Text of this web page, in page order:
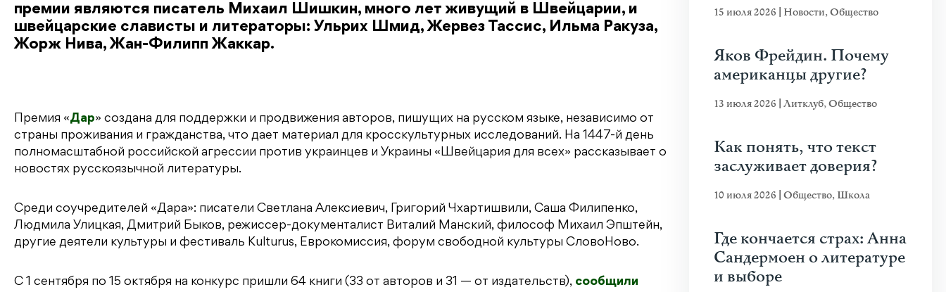
премии являются писатель Михаил Шишкин, много лет живущий в Швейцарии, и
швейцарские слависты и литераторы: Ульрих Шмид, Жервез Тассис, Ильма Ракуза,
Жорж Нива, Жан-Филипп Жаккар.
Премия «Дар» создана для поддержки и продвижения авторов, пишущих на русском языке, независимо от
страны проживания и гражданства, что дает материал для кросскультурных исследований. На 1447-й день
полномасштабной российской агрессии против украинцев и Украины «Швейцария для всех» рассказывает о
новостях русскоязычной литературы.
Среди соучредителей «Дара»: писатели Светлана Алексиевич, Григорий Чхартишвили, Саша Филипенко,
Людмила Улицкая, Дмитрий Быков, режиссер-документалист Виталий Манский, философ Михаил Эпштейн,
другие деятели культуры и фестиваль Kulturus, Еврокомиссия, форум свободной культуры СловоНово.
С 1 сентября по 15 октября на конкурс пришли 64 книги (33 от авторов и 31 — от издательств), сообщили
15 июля 2026 Новости,Общество
Яков Фрейдин. Почему
американцы другие?
13 июля 2026 Литклуб,Общество
Как понять, что текст
заслуживает доверия?
10 июля 2026 Общество, Школа
Где кончается страх: Анна
Сандермоен о литературе
и выборе